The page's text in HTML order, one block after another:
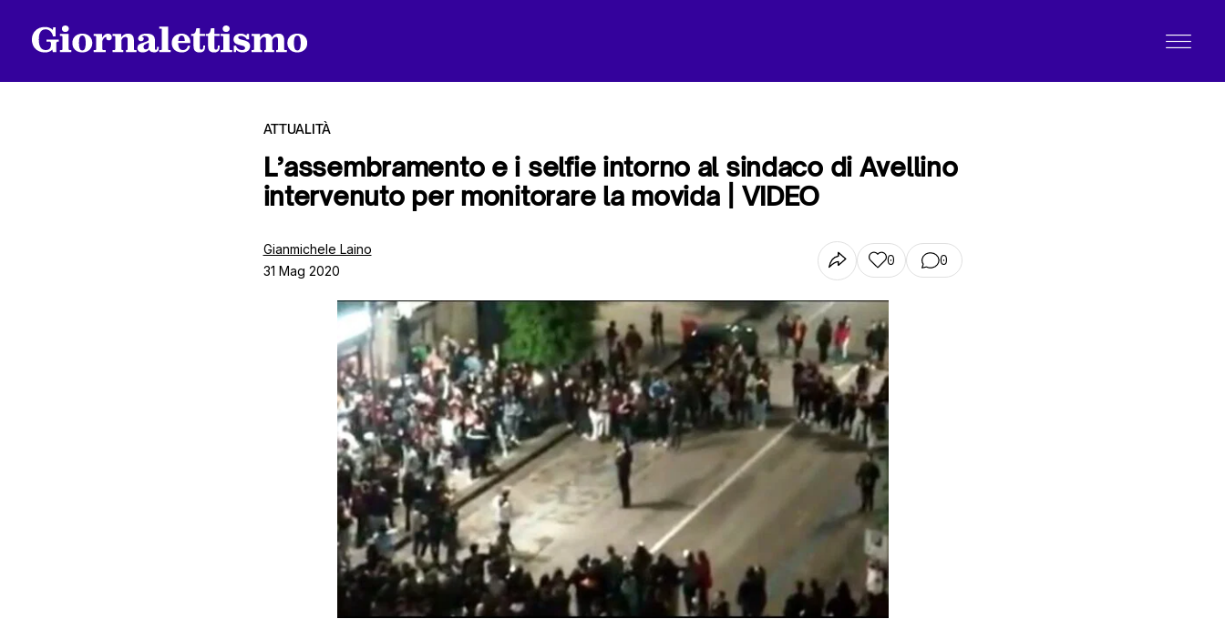
ATTUALITÀ
L’assembramento e i selfie intorno al sindaco di Avellino
intervenuto per monitorare la movida | VIDEO
Gianmichele Laino
31 Mag 2020
0 0